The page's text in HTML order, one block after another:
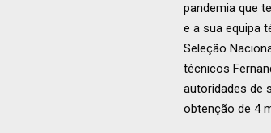
pandemia que
e a sua equipa
Seleção
técnicos
autoridades de
obtenção de 4